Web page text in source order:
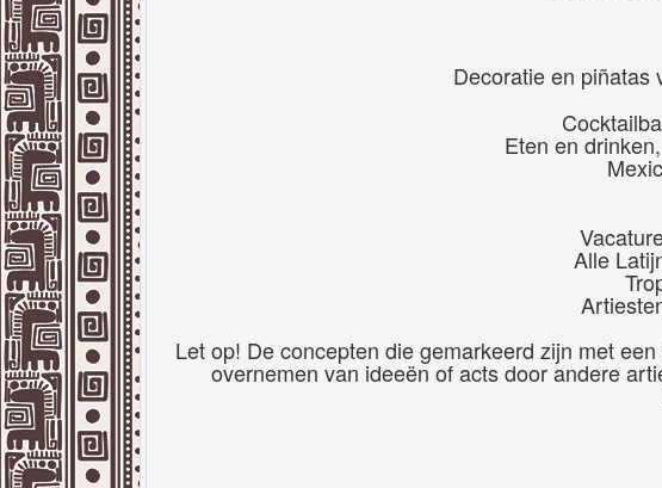
Decoratie en piñatas
Eten en
Alle
Let op! De concepten die gemarkeerd zijn met
overnemen van ideeën of acts door andere